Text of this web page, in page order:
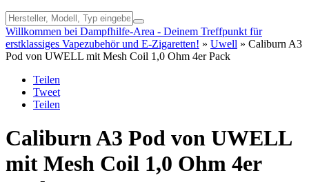
Willkommen bei Dampfhilfe-Area - Deinem Treffpunkt für
erstklassiges Vapezubehör und E-Zigaretten! » Uwell » Caliburn A3
Pod von UWELL mit Mesh Coil 1,0 Ohm 4er Pack
Teilen
Tweet
Teilen
Caliburn A3 Pod von UWELL
mit Mesh Coil 1,0 Ohm 4er